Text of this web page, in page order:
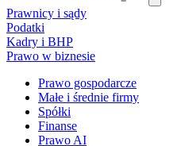
Prawnicy i sądy
Podatki
Kadry i BHP
Prawo w biznesie
Prawo gospodarcze
Małe i średnie firmy
Spółki
Finanse
Prawo AI